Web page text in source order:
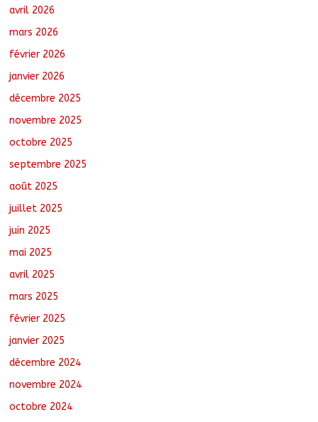
avril 2026
mars 2026
février 2026
janvier 2026
décembre 2025
novembre 2025
octobre 2025
septembre 2025
août 2025
juillet 2025
juin 2025
mai 2025
avril 2025
mars 2025
février 2025
janvier 2025
décembre 2024
novembre 2024
octobre 2024